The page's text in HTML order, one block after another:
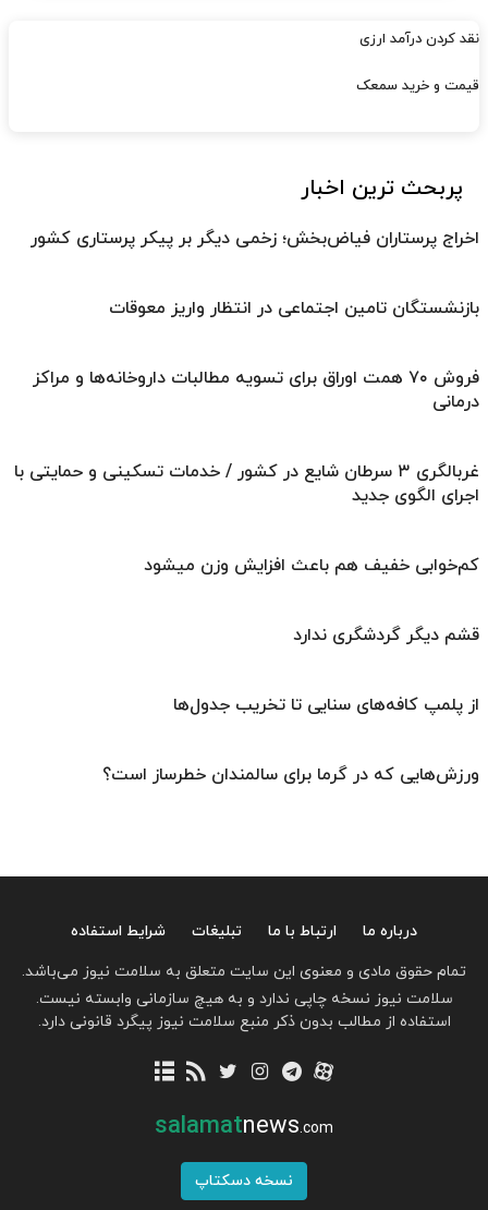
نقد کردن درآمد ارزی
قیمت و خرید سمعک
پربحث ترین اخبار
اخراج پرستاران فیاض‌بخش؛ زخمی دیگر بر پیکر پرستاری کشور
بازنشستگان تامین اجتماعی در انتظار واریز معوقات
فروش ۷۰ همت اوراق برای تسویه مطالبات داروخانه‌ها و مراکز
درمانی
غربالگری ۳ سرطان شایع در کشور / خدمات تسکینی و حمایتی با
اجرای الگوی جدید
کم‌خوابی خفیف هم باعث افزایش وزن میشود
قشم دیگر گردشگری ندارد
از پلمپ کافه‌های سنایی تا تخریب جدول‌ها
ورزش‌هایی که در گرما برای سالمندان خطرساز است؟
درباره ما ارتباط با ما تبلیغات
شرایط استفاده
تمام حقوق مادی و معنوی این سایت متعلق به سلامت نیوز می‌باشد.
سلامت نیوز نسخه چاپی ندارد و به هیچ سازمانی وابسته نیست.
استفاده از مطالب بدون ذکر منبع سلامت نیوز پیگرد قانونی دارد.
salamatnews.com
نسخه دسکتاپ